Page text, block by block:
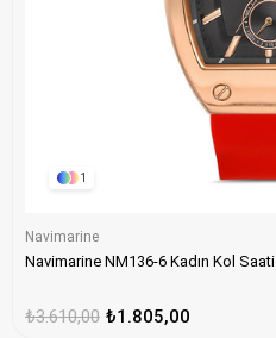
1
Navimarine
Navimarine NM136-6 Kadın Kol Saati
₺1.805,00
₺3.610,00